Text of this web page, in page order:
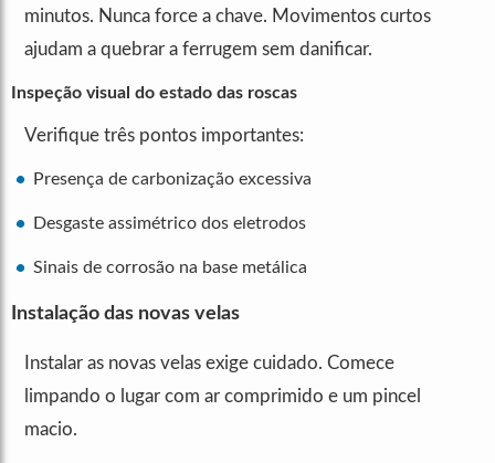
minutos. Nunca force a chave. Movimentos curtos
ajudam a quebrar a ferrugem sem danificar.
Inspeção visual do estado das roscas
Verifique três pontos importantes:
Presença de carbonização excessiva
Desgaste assimétrico dos eletrodos
Sinais de corrosão na base metálica
Instalação das novas velas
Instalar as novas velas exige cuidado. Comece
limpando o lugar com ar comprimido e um pincel
macio.